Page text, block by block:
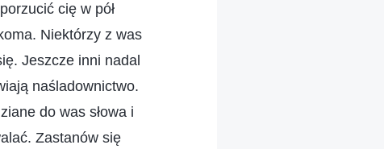
cię w pół
Niektórzy z was
Jeszcze inni nadal
naśladownictwo.
do was słowa i
Zastanów się